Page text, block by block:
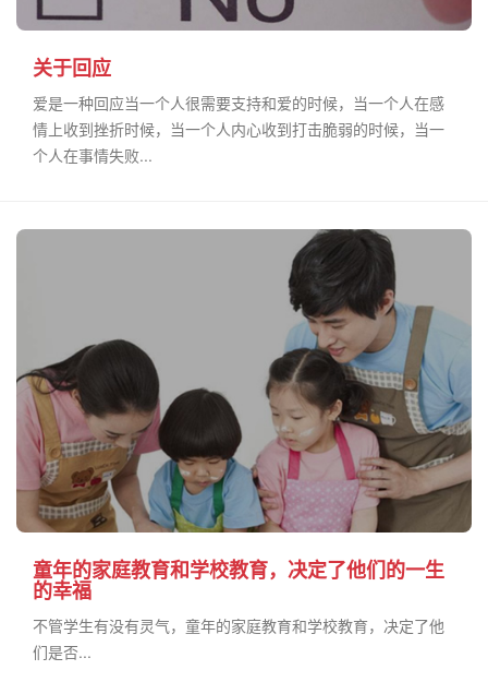
关于回应
​爱是一种回应当一个人很需要支持和爱的时候，当一个人在感
情上收到挫折时候，当一个人内心收到打击脆弱的时候，当一
个人在事情失败...
童年的家庭教育和学校教育，决定了他们的一生
的幸福
不管学生有没有灵气，童年的家庭教育和学校教育，决定了他
们是否...